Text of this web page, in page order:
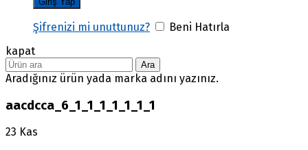
Şifrenizi mi unuttunuz?
Beni Hatırla
kapat
Ara
Aradığınız ürün yada marka adını yazınız.
aacdcca_6_1_1_1_1_1_1_1
23 Kas